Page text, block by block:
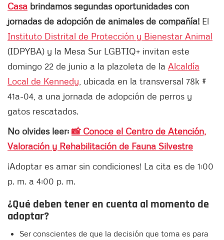
Casa brindamos segundas oportunidades con
jornadas de adopción de animales de compañía! El
Instituto Distrital de Protección y Bienestar Animal
(IDPYBA) y la Mesa Sur LGBTIQ+ invitan este
domingo 22 de junio a la plazoleta de la Alcaldía
Local de Kennedy , ubicada en la transversal 78k #
41a-04, a una jornada de adopción de perros y
gatos rescatados.
No olvides leer: 📸 Conoce el Centro de Atención,
Valoración y Rehabilitación de Fauna Silvestre
¡Adoptar es amar sin condiciones! La cita es de 1:00
p. m. a 4:00 p. m.
¿Qué deben tener en cuenta al momento de
adoptar?
Ser conscientes de que la decisión que toma es para